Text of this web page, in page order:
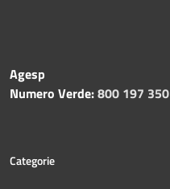
Agesp
Numero Verde:800 197 350
Categorie